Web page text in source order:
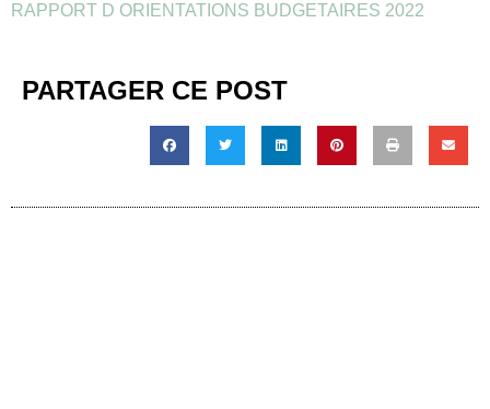
RAPPORT D ORIENTATIONS BUDGETAIRES 2022
PARTAGER CE POST